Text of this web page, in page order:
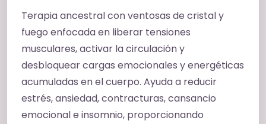
Terapia ancestral con ventosas de cristal y
fuego enfocada en liberar tensiones
musculares, activar la circulación y
desbloquear cargas emocionales y energéticas
acumuladas en el cuerpo. Ayuda a reducir
estrés, ansiedad, contracturas, cansancio
emocional e insomnio, proporcionando